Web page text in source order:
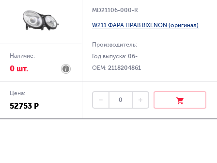
Наличие:
0 шт.
MD21106-000-R
W211 ФАРА ПРАВ BIXENON (оригинал)
Производитель:
Год выпуска:06-
OEM:2118204861
Цена:
52753 Р